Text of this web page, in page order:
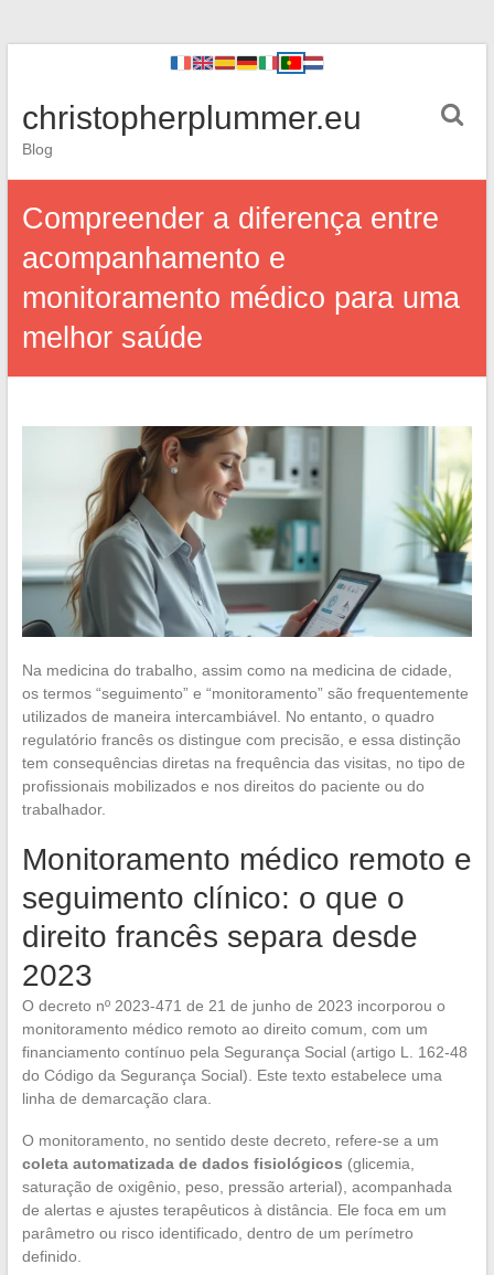
christopherplummer.eu
Blog
Compreender a diferença entre
acompanhamento e
monitoramento médico para uma
melhor saúde
Na medicina do trabalho, assim como na medicina de cidade,
os termos “seguimento” e “monitoramento” são frequentemente
utilizados de maneira intercambiável. No entanto, o quadro
regulatório francês os distingue com precisão, e essa distinção
tem consequências diretas na frequência das visitas, no tipo de
profissionais mobilizados e nos direitos do paciente ou do
trabalhador.
Monitoramento médico remoto e
seguimento clínico: o que o
direito francês separa desde
2023
O decreto nº 2023-471 de 21 de junho de 2023 incorporou o
monitoramento médico remoto ao direito comum, com um
financiamento contínuo pela Segurança Social (artigo L. 162-48
do Código da Segurança Social). Este texto estabelece uma
linha de demarcação clara.
O monitoramento, no sentido deste decreto, refere-se a um
coleta automatizada de dados fisiológicos (glicemia,
saturação de oxigênio, peso, pressão arterial), acompanhada
de alertas e ajustes terapêuticos à distância. Ele foca em um
parâmetro ou risco identificado, dentro de um perímetro
definido.